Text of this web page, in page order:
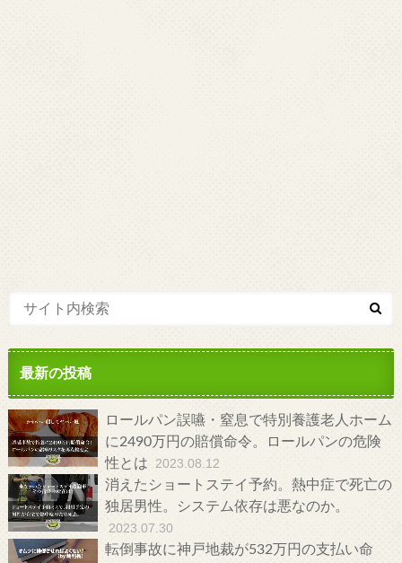
最新の投稿
ロールパン誤嚥・窒息で特別養護老人ホーム
に2490万円の賠償命令。ロールパンの危険
性とは
2023.08.12
消えたショートステイ予約。熱中症で死亡の
独居男性。システム依存は悪なのか。
2023.07.30
転倒事故に神戸地裁が532万円の支払い命